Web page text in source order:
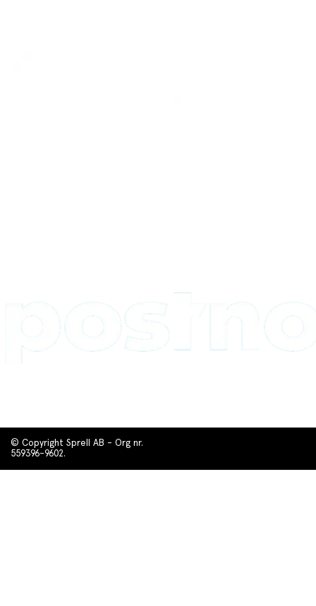
© Copyright Sprell AB - Org nr.
559396-9602.